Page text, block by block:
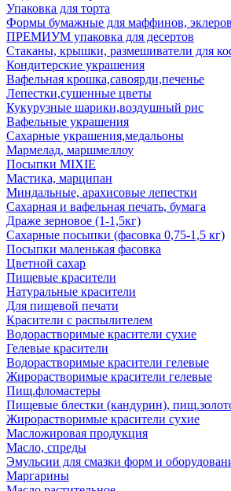
Упаковка для торта
Формы бумажные для маффинов,
ПРЕМИУМ упаковка для десертов
Стаканы, крышки, размешиватели для
Кондитерские украшения
Вафельная крошка,савоярди,печенье
Лепестки,сушенные цветы
Кукурузные шарики,воздушный рис
Вафельные украшения
Сахарные украшения,медальоны
Мармелад, маршмеллоу
Посыпки MIXIE
Мастика, марципан
Миндальные, арахисовые лепестки
Сахарная и вафельная печать, бумага
Драже зерновое (1-1,5кг)
Сахарные посыпки (фасовка 0,75-1,5 кг)
Посыпки маленькая фасовка
Цветной сахар
Пищевые красители
Натуральные красители
Для пищевой печати
Красители с распылителем
Водорастворимые красители сухие
Гелевые красители
Водорастворимые красители гелевые
Жирорастворимые красители гелевые
Пищ.фломастеры
Пищевые блестки (кандурин),
Жирорастворимые красители сухие
Масложировая продукция
Масло, спреды
Эмульсии для смазки форм и
Маргарины